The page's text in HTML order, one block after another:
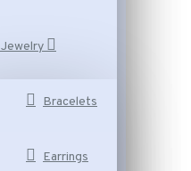
Jewelry
Bracelets
Earrings